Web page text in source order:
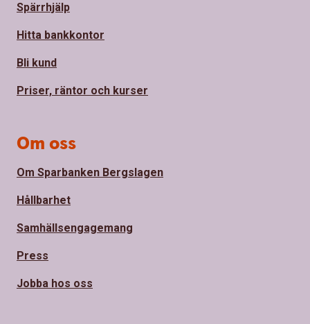
Spärrhjälp
Hitta bankkontor
Bli kund
Priser, räntor och kurser
Om oss
Om Sparbanken Bergslagen
Hållbarhet
Samhällsengagemang
Press
Jobba hos oss